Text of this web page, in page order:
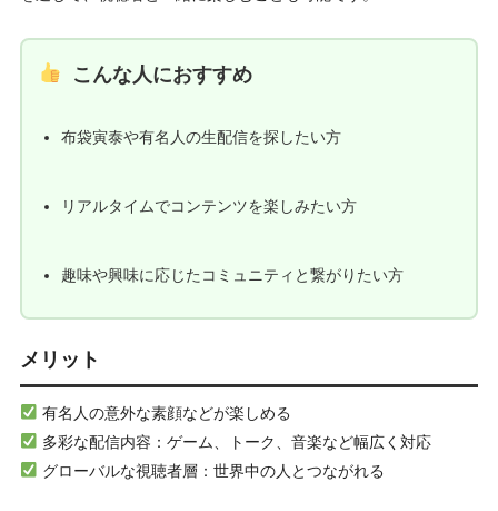
こんな人におすすめ
布袋寅泰や有名人の生配信を探したい方
リアルタイムでコンテンツを楽しみたい方
趣味や興味に応じたコミュニティと繋がりたい方
メリット
有名人の意外な素顔などが楽しめる
多彩な配信内容：ゲーム、トーク、音楽など幅広く対応
グローバルな視聴者層：世界中の人とつながれる